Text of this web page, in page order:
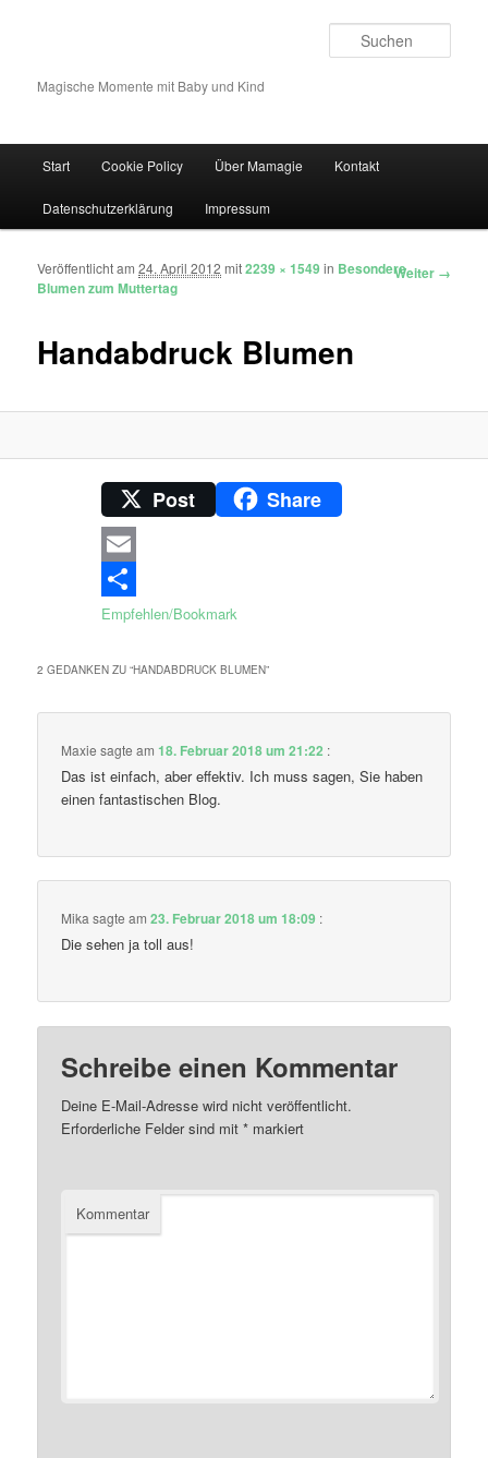
Magische Momente mit Baby und Kind
Zum Inhalt wechseln
Zum sekundären Inhalt wechseln
Start Cookie Policy Über Mamagie Kontakt
Datenschutzerklärung Impressum
Bilder-Navigation Weiter →
Handabdruck Blumen
Veröffentlicht am24. April 2012 mit2239 × 1549in Besondere
Blumen zum Muttertag
Post Share
Email
Empfehlen/Bookmark
2 GEDANKEN ZU “HANDABDRUCK BLUMEN”
Maxie sagte am18. Februar 2018 um 21:22 :
Das ist einfach, aber effektiv. Ich muss sagen, Sie haben
einen fantastischen Blog.
Mika sagte am23. Februar 2018 um 18:09 :
Die sehen ja toll aus!
Schreibe einen Kommentar
Deine E-Mail-Adresse wird nicht veröffentlicht.
Erforderliche Felder sind mit* markiert
Kommentar